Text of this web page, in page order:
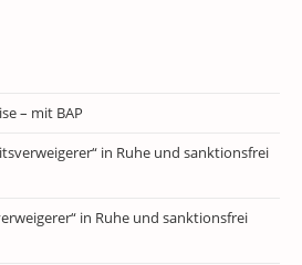
– mit BAP
in Ruhe und sanktionsfrei
in Ruhe und sanktionsfrei